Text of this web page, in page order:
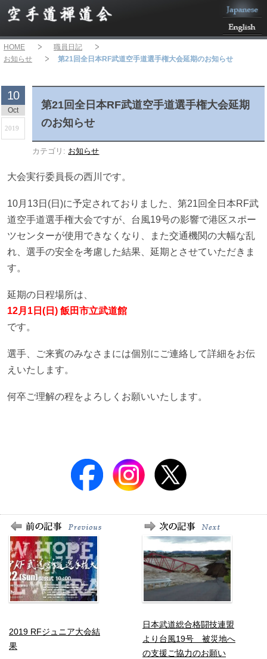
HOME
職員日記
お知らせ
第21回全日本RF武道空手道選手権大会延期のお知らせ
第21回全日本RF武道空手道選手権大会延期
のお知らせ
10
Oct
2019
カテゴリ: お知らせ
大会実行委員長の西川です。
10月13日(日)に予定されておりました、第21回全日本RF武
道空手道選手権大会ですが、台風19号の影響で港区スポー
ツセンターが使用できなくなり、また交通機関の大幅な乱
れ、選手の安全を考慮した結果、延期とさせていただきま
す。
延期の日程場所は、
12月1日(日) 飯田市立武道館
です。
選手、ご来賓のみなさまには個別にご連絡して詳細をお伝
えいたします。
何卒ご理解の程をよろしくお願いいたします。
2019 RFジュニア大会結
果
日本武道総合格闘技連盟
より台風19号 被災地へ
の支援ご協力のお願い